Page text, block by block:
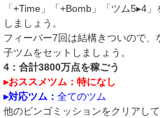
「+Time」「+Bomb」「ツム5▸4
しましょう。
フィーバー7回は結構きついので
子ツムをセットしましょう。
4：合計3800万点を稼ごう
▸おススメツム：特になし
▸対応ツム： 全てのツム
他のビンゴミッションをクリアし